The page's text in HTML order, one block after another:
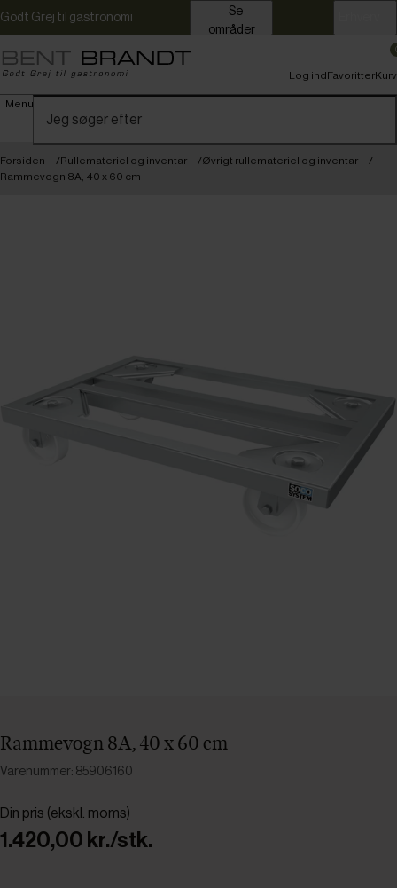
Godt Grej til gastronomi
områder
Menu
Log indFavoritterKurv
Forsiden Rullemateriel og inventar
Øvrigt rullemateriel og inventar
Rammevogn 8A, 40 x 60 cm
Rammevogn 8A, 40 x 60 cm
Varenummer: 85906160
Din pris (ekskl. moms)
1.420,00 kr./stk.